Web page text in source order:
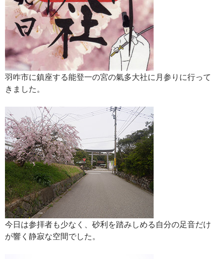
羽咋市に鎮座する能登一の宮の氣多大社に月参りに行って
きました。
今日は参拝者も少なく、砂利を踏みしめる自分の足音だけ
が響く静寂な空間でした。